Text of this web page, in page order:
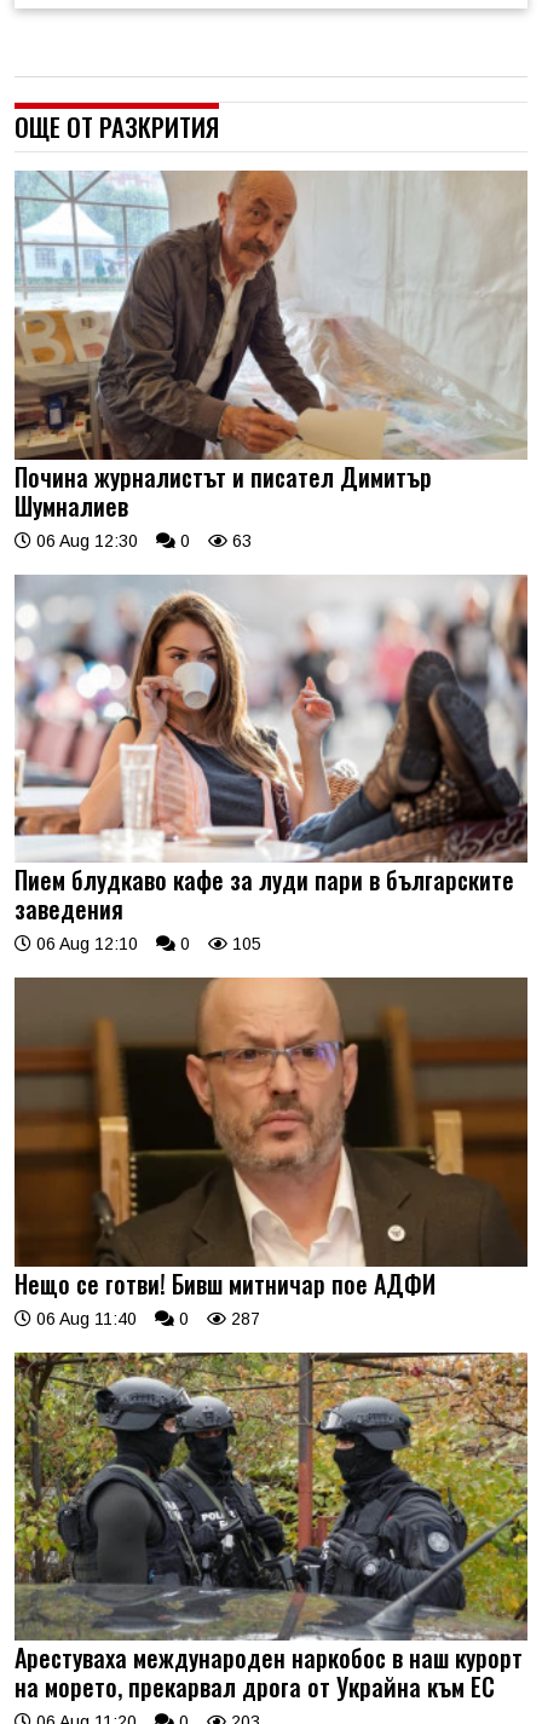
ОЩЕ ОТ РАЗКРИТИЯ
Почина журналистът и писател Димитър
Шумналиев
06 Aug 12:30 0 63
Пием блудкаво кафе за луди пари в българските
заведения
06 Aug 12:10 0 105
Нещо се готви! Бивш митничар пое АДФИ
06 Aug 11:40 0 287
Арестуваха международен наркобос в наш курорт
на морето, прекарвал дрога от Украйна към ЕС